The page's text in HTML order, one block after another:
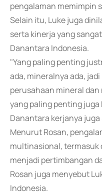
pengalaman memimpin
Selain itu, Luke juga
serta kinerja yang
Danantara Indonesia.
"Yang paling penting
ada, mineralnya ada,
perusahaan mineral
yang paling penting
Danantara kerjanya
Menurut Rosan,
multinasional, termasuk
menjadi pertimbangan
Rosan juga menyebut
Indonesia.